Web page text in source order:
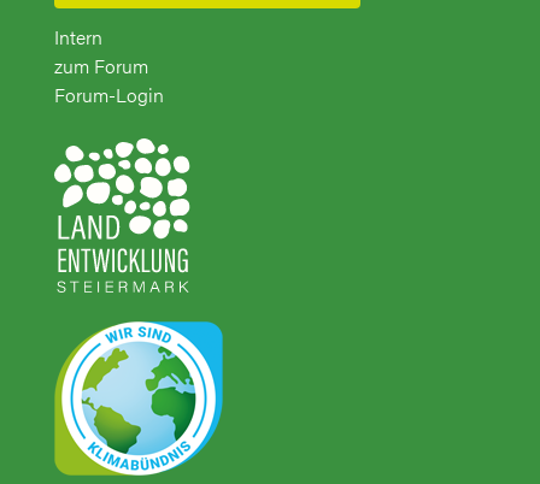
Intern
zum Forum
Forum-Login